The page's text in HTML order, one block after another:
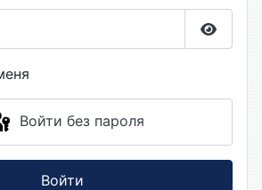
Войти без пароля
Войти